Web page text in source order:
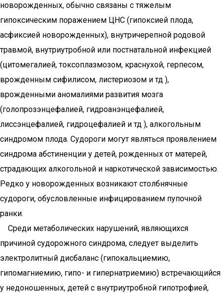
новорожденных, обычно связаны с тяжелым
гипоксическим поражением ЦНС (гипоксией плода,
асфиксией новорожденных), внутричерепной родовой
травмой, внутриутробной или постнатальной инфекцией
(цитомегалией, токсоплазмозом, краснухой, герпесом,
врожденным сифилисом, листериозом и тд ),
врожденными аномалиями развития мозга
(голопрозэнцефалией, гидроанэнцефалией,
лиссэнцефалией, гидроцефалией и тд ), алкогольным
синдромом плода. Судороги могут являться проявлением
синдрома абстиненции у детей, рожденных от матерей,
страдающих алкогольной и наркотической зависимостью.
Редко у новорожденных возникают столбнячные
судороги, обусловленные инфицированием пупочной
ранки.
Среди метаболических нарушений, являющихся
причиной судорожного синдрома, следует выделить
электролитный дисбаланс (гипокальциемию,
гипомагниемию, гипо- и гипернатриемию) встречающийся
у недоношенных, детей с внутриутробной гипотрофией,